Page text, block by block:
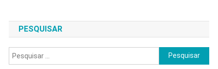
PESQUISAR
Pesquisar
por: